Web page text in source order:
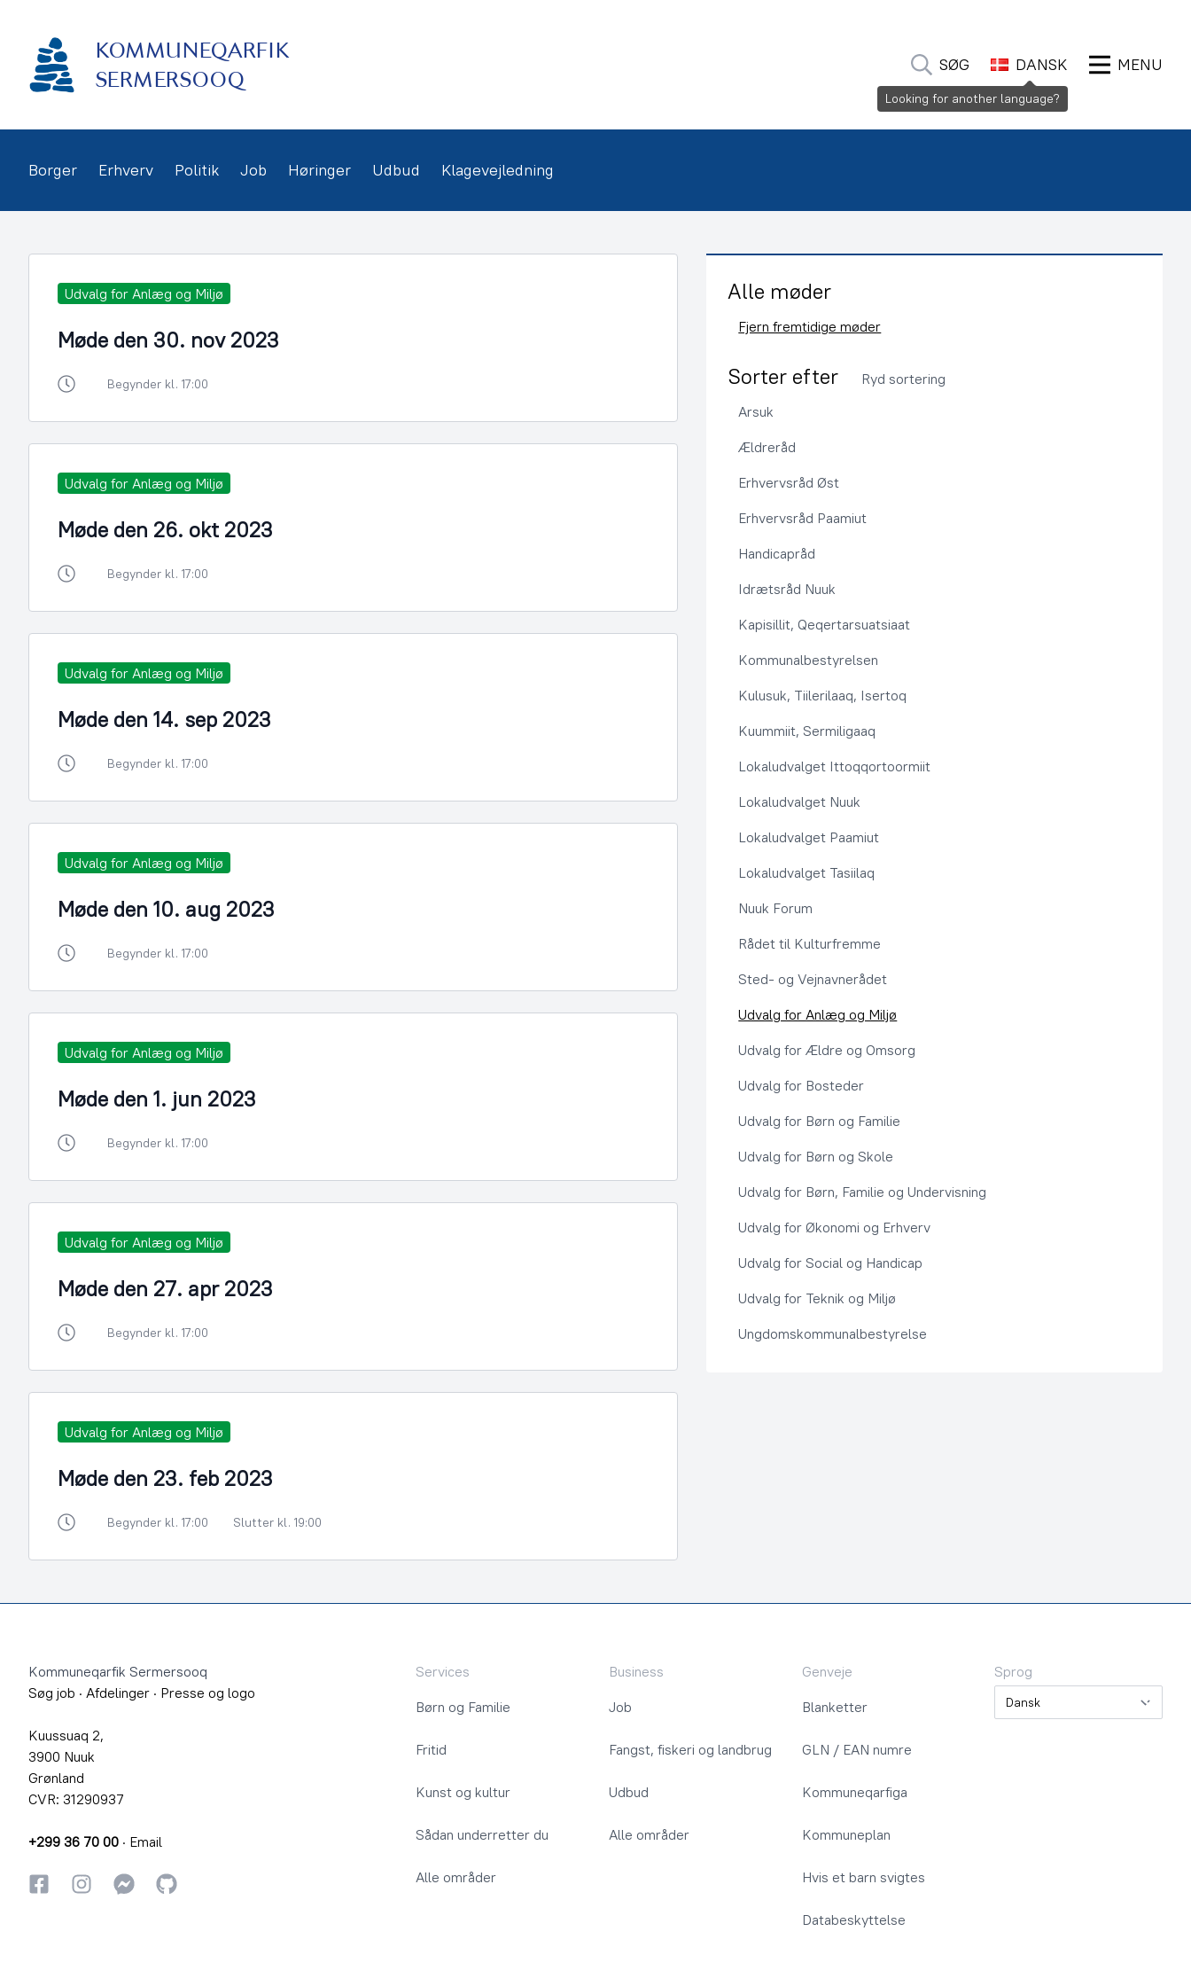
indhold
KOMMUNEQARFIK
SERMERSOOQ
SØG DANSK MENU
Borger Erhverv Politik Job Høringer Udbud Klagevejledning
Udvalg for Anlæg og Miljø
Møde den 30. nov 2023
Begynder kl. 17:00
Udvalg for Anlæg og Miljø
Møde den 26. okt 2023
Begynder kl. 17:00
Udvalg for Anlæg og Miljø
Møde den 14. sep 2023
Begynder kl. 17:00
Udvalg for Anlæg og Miljø
Møde den 10. aug 2023
Begynder kl. 17:00
Udvalg for Anlæg og Miljø
Møde den 1. jun 2023
Begynder kl. 17:00
Udvalg for Anlæg og Miljø
Møde den 27. apr 2023
Begynder kl. 17:00
Udvalg for Anlæg og Miljø
Møde den 23. feb 2023
Begynder kl. 17:00 Slutter kl. 19:00
Alle møder
Fjern fremtidige møder
Sorter efter
Ryd sortering
Arsuk
Ældreråd
Erhvervsråd Øst
Erhvervsråd Paamiut
Handicapråd
Idrætsråd Nuuk
Kapisillit, Qeqertarsuatsiaat
Kommunalbestyrelsen
Kulusuk, Tiilerilaaq, Isertoq
Kuummiit, Sermiligaaq
Lokaludvalget Ittoqqortoormiit
Lokaludvalget Nuuk
Lokaludvalget Paamiut
Lokaludvalget Tasiilaq
Nuuk Forum
Rådet til Kulturfremme
Sted- og Vejnavnerådet
Udvalg for Anlæg og Miljø
Udvalg for Ældre og Omsorg
Udvalg for Bosteder
Udvalg for Børn og Familie
Udvalg for Børn og Skole
Udvalg for Børn, Familie og Undervisning
Udvalg for Økonomi og Erhverv
Udvalg for Social og Handicap
Udvalg for Teknik og Miljø
Ungdomskommunalbestyrelse
Kommuneqarfik Sermersooq
Søg job · Afdelinger · Presse og logo
Kuussuaq 2,
3900 Nuuk
Grønland
CVR: 31290937
+299 36 70 00 · Email
FacebookInstagramInstagram
GitHub
Services
Børn og Familie
Fritid
Kunst og kultur
Sådan underretter du
Alle områder
Business
Job
Fangst, fiskeri og landbrug
Udbud
Alle områder
Genveje
Blanketter
GLN / EAN numre
Kommuneqarfiga
Kommuneplan
Hvis et barn svigtes
Databeskyttelse
Sprog
Sprog
Looking for another language?